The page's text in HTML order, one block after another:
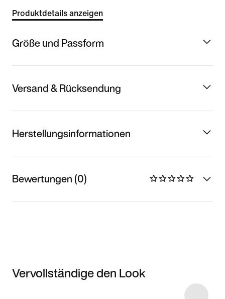
Produktdetails anzeigen
Größe und Passform
Versand & Rücksendung
Herstellungsinformationen
Bewertungen (0)
Vervollständige den Look